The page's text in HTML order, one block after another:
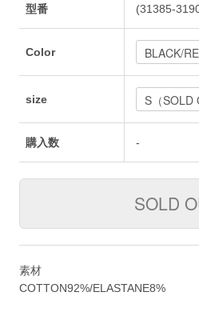
型番 (31385-
Color
size
購入数 -
素材
COTTON92%/ELASTANE8%